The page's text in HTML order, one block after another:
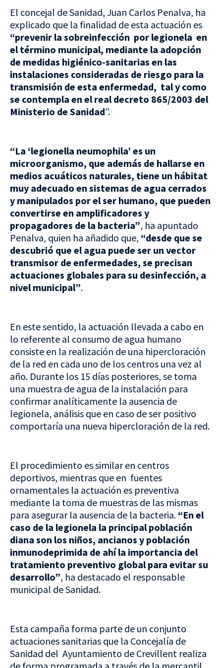
El concejal de Sanidad, Juan Carlos Penalva, ha
explicado que la finalidad de esta actuación es
“prevenir la sobreinfección por legionela en
el término municipal, mediante la adopción
de medidas higiénico-sanitarias en las
instalaciones consideradas de riesgo para la
transmisión de esta enfermedad, tal y como
se contempla en el real decreto 865/2003 del
Ministerio de Sanidad”.
“La ‘legionella neumophila’ es un
microorganismo, que además de hallarse en
medios acuáticos naturales, tiene un hábitat
muy adecuado en sistemas de agua cerrados
y manipulados por el ser humano, que pueden
convertirse en amplificadores y
propagadores de la bacteria”, ha apuntado
Penalva, quien ha añadido que, “desde que se
descubrió que el agua puede ser un vector
transmisor de enfermedades, se precisan
actuaciones globales para su desinfección, a
nivel municipal”.
En este sentido, la actuación llevada a cabo en
lo referente al consumo de agua humano
consiste en la realización de una hipercloración
de la red en cada uno de los centros una vez al
año. Durante los 15 días posteriores, se toma
una muestra de agua de la instalación para
confirmar analíticamente la ausencia de
legionela, análisis que en caso de ser positivo
comportaría una nueva hipercloración de la red.
El procedimiento es similar en centros
deportivos, mientras que en fuentes
ornamentales la actuación es preventiva
mediante la toma de muestras de las mismas
para asegurar la ausencia de la bacteria. “En el
caso de la legionela la principal población
diana son los niños, ancianos y población
inmunodeprimida de ahí la importancia del
tratamiento preventivo global para evitar su
desarrollo”, ha destacado el responsable
municipal de Sanidad.
Esta campaña forma parte de un conjunto
actuaciones sanitarias que la Concejalía de
Sanidad del Ayuntamiento de Crevillent realiza